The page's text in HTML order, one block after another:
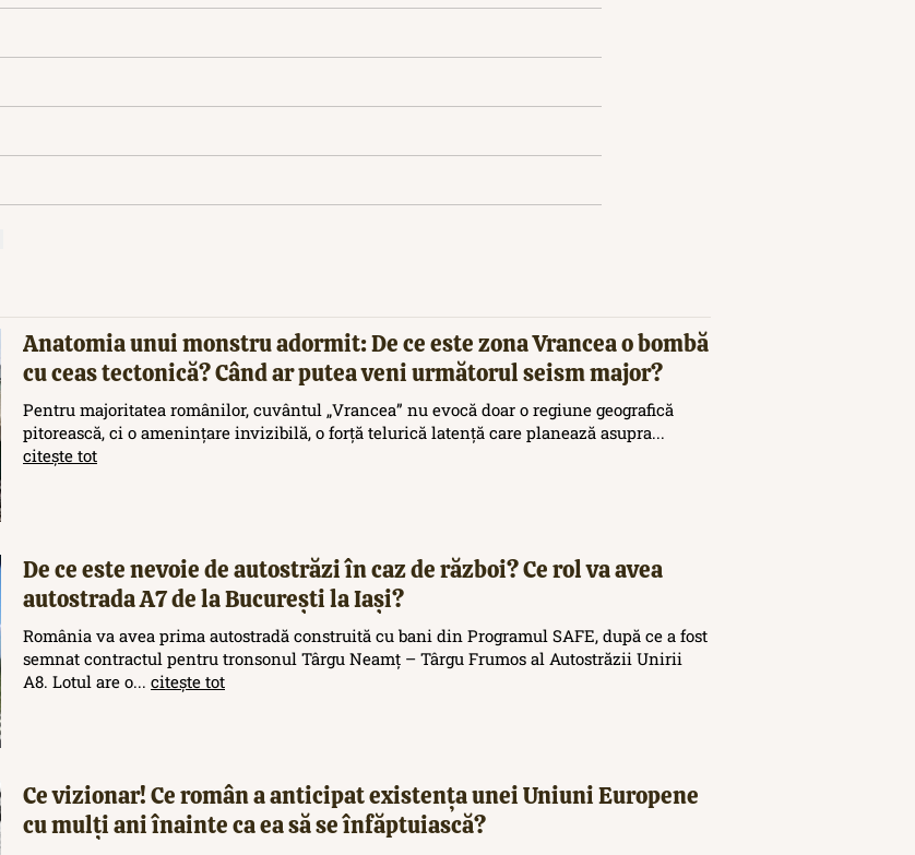
Anatomia unui monstru adormit: De ce este zona Vrancea o bombă
cu ceas tectonică? Când ar putea veni următorul seism major?
Pentru majoritatea românilor, cuvântul „Vrancea” nu evocă doar o regiune geografică
pitorească, ci o amenințare invizibilă, o forță telurică latență care planează asupra...
citește tot
De ce este nevoie de autostrăzi în caz de război? Ce rol va avea
autostrada A7 de la București la Iași?
România va avea prima autostradă construită cu bani din Programul SAFE, după ce a fost
semnat contractul pentru tronsonul Târgu Neamț – Târgu Frumos al Autostrăzii Unirii
A8. Lotul are o... citește tot
Ce vizionar! Ce român a anticipat existența unei Uniuni Europene
cu mulți ani înainte ca ea să se înfăptuiască?